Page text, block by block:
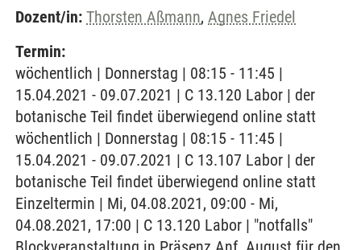
Dozent/in: Thorsten Aßmann, Agnes Friedel
Termin:
wöchentlich | Donnerstag | 08:15 - 11:45 |
15.04.2021 - 09.07.2021 | C 13.120 Labor | der
botanische Teil findet überwiegend online statt
wöchentlich | Donnerstag | 08:15 - 11:45 |
15.04.2021 - 09.07.2021 | C 13.107 Labor | der
botanische Teil findet überwiegend online statt
Einzeltermin | Mi, 04.08.2021, 09:00 - Mi,
04.08.2021, 17:00 | C 13.120 Labor | "notfalls"